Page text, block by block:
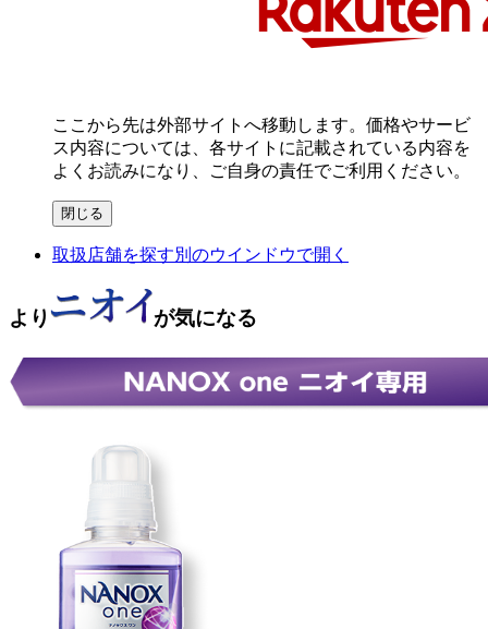
ここから先は外部サイトへ移動します。価格やサービ
ス内容については、各サイトに記載されている内容を
よくお読みになり、ご自身の責任でご利用ください。
閉じる
取扱店舗を探す別のウインドウで開く
より が気になる